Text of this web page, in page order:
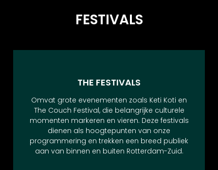
FESTIVALS
THE FESTIVALS​
Omvat grote evenementen zoals Keti Koti en
The Couch Festival, die belangrijke culturele
momenten markeren en vieren. Deze festivals
dienen als hoogtepunten van onze
programmering en trekken een breed publiek
aan van binnen en buiten Rotterdam-Zuid.